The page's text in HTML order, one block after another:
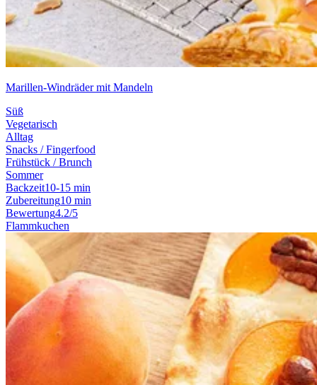
Marillen-Windräder mit Mandeln
Süß
Vegetarisch
Alltag
Snacks / Fingerfood
Frühstück / Brunch
Sommer
Backzeit10-15 min
Zubereitung10 min
Bewertung4.2/5
Flammkuchen